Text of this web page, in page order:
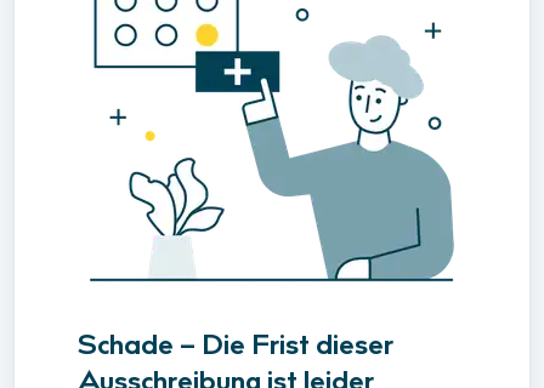
Schade – Die Frist dieser